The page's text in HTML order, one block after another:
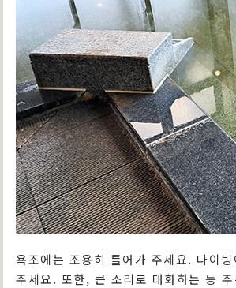
욕조에는 조용히 틀어가 주세요. 다이
주세요. 또한, 큰 소리로 대화하는 등